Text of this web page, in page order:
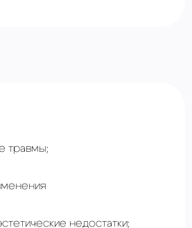
травмы;
недостатки;